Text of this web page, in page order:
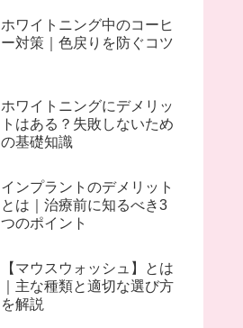
ホワイトニング中のコーヒ
ー対策｜色戻りを防ぐコツ
ホワイトニングにデメリッ
トはある？失敗しないため
の基礎知識
インプラントのデメリット
とは｜治療前に知るべき3
つのポイント
【マウスウォッシュ】とは
｜主な種類と適切な選び方
を解説